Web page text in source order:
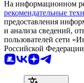
На информационном
рекомендательные
предоставления
и анализа сведений,
пользователей сети
Российской